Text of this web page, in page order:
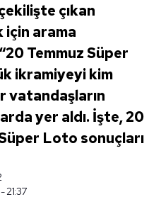
çıkan
için arama
Temmuz Süper
ikramiyeyi kim
vatandaşların
yer aldı. İşte, 20
Loto sonuçları
21:37